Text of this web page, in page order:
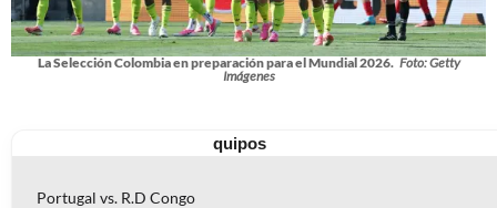
La Selección Colombia en preparación para el Mundial 2026. Foto: Getty
Imágenes
quipos
Portugal vs. R.D Congo